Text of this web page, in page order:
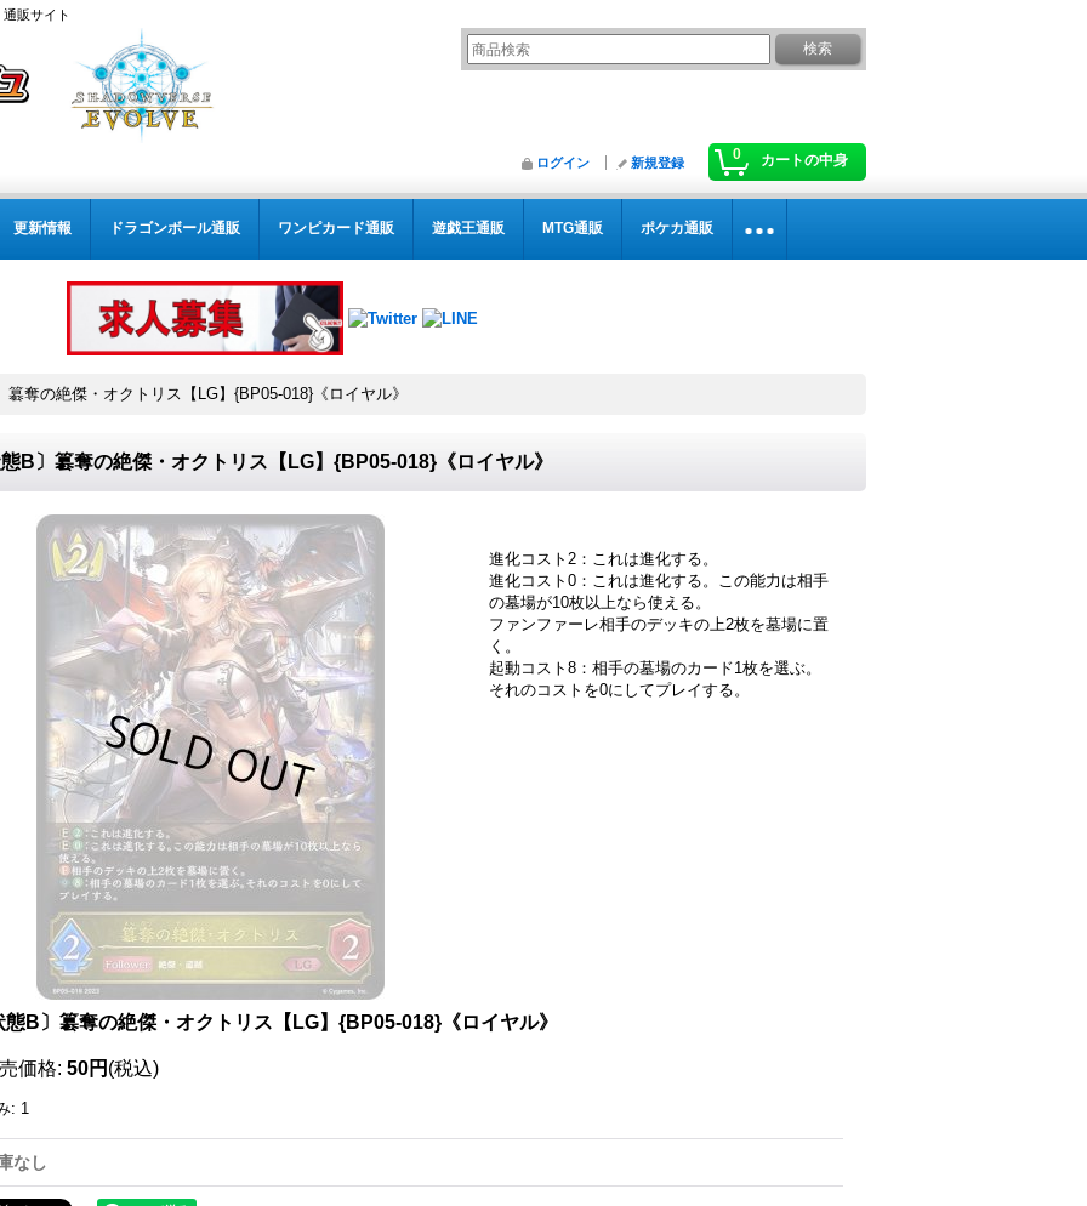
販サイト
0 カートの中身
ログイン 新規登録
更新情報 ドラゴンボール通販 ワンピカード通販 遊戯王通販 MTG通販 ポケカ通販
簒奪の絶傑・オクトリス【LG】{BP05-018}《ロイヤル》
B〕簒奪の絶傑・オクトリス【LG】{BP05-018}《ロイヤル》
進化コスト2：これは進化する。
進化コスト0：これは進化する。この能力は相手
の墓場が10枚以上なら使える。
ファンファーレ相手のデッキの上2枚を墓場に置
く。
起動コスト8：相手の墓場のカード1枚を選ぶ。
それのコストを0にしてプレイする。
態B〕簒奪の絶傑・オクトリス【LG】{BP05-018}《ロイヤル》
価格: 50円 (税込)
: 1
なし